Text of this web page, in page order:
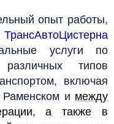
опыт работы,
услуги по
типов
включая
и между
а также в